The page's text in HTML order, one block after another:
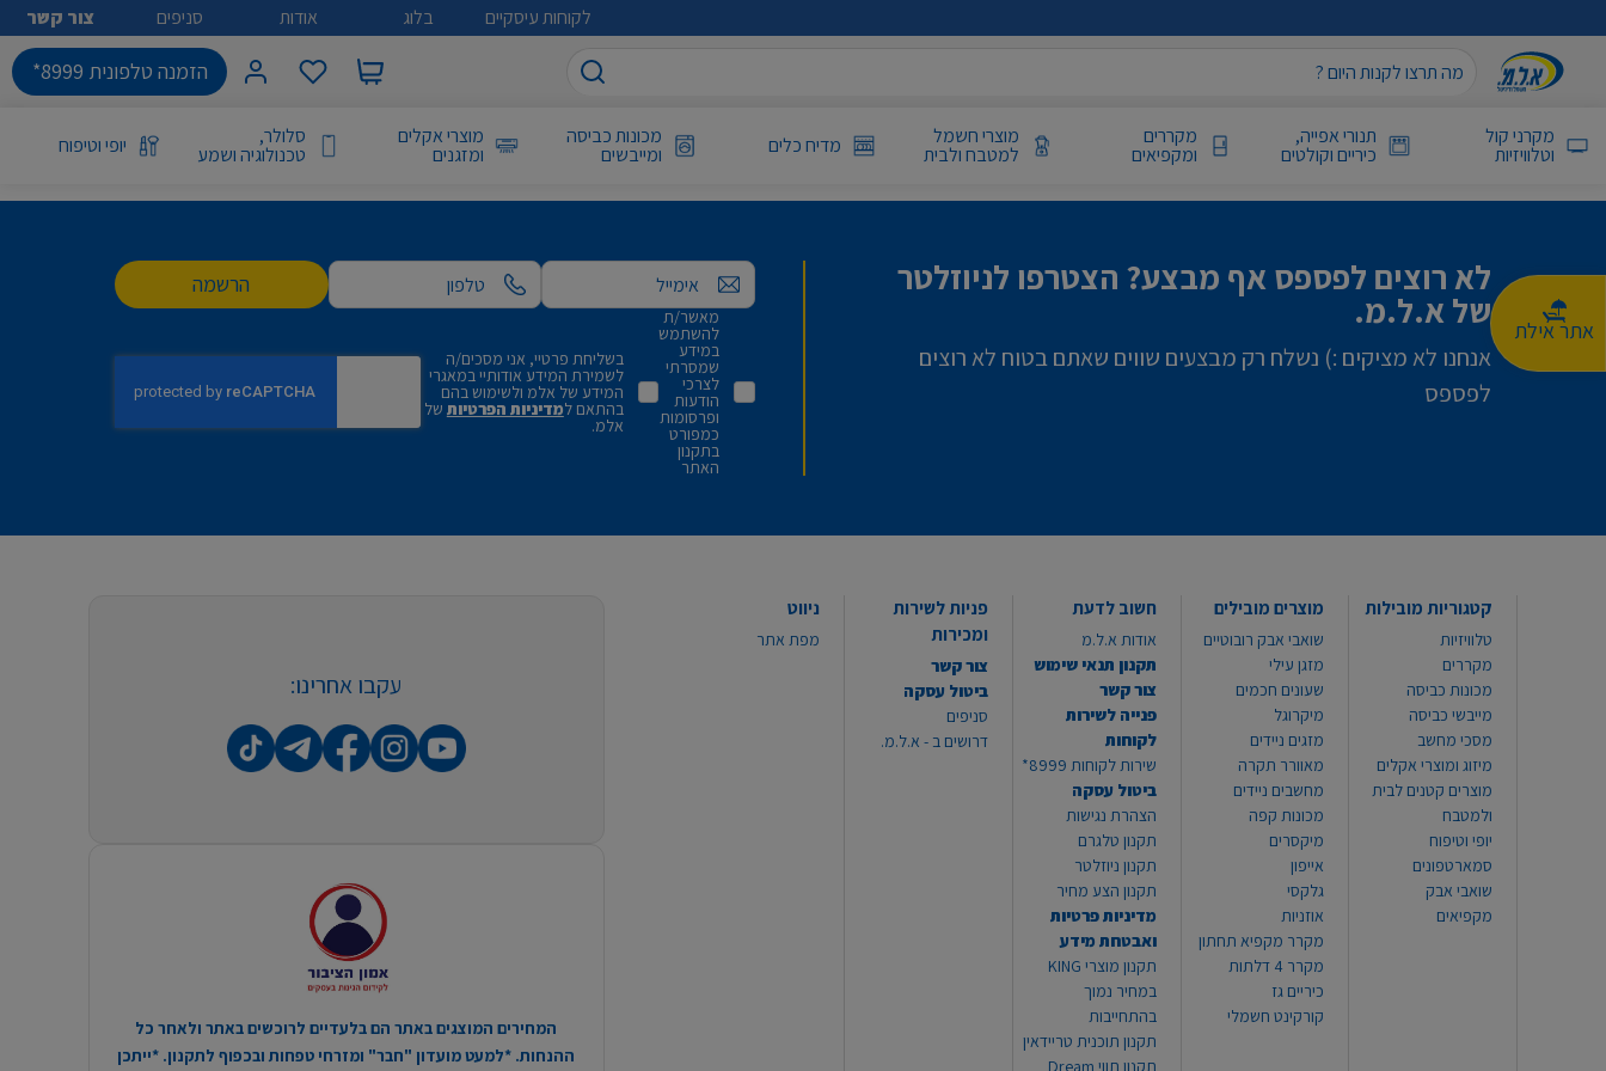
אתר אילת
לקוחות עיסקיים בלוג אודות סניפים צור קשר
הזמנה טלפונית 8999*
מקרני קול
וטלוויזיות
תנורי אפייה,
כיריים וקולטים
מקררים
ומקפיאים
מוצרי חשמל
למטבח ולבית מדיח כלים מכונות כביסה
ומייבשים
מוצרי אקלים
ומזגנים
סלולר,
טכנולוגיה ושמע יופי וטיפוח
לא רוצים לפספס אף מבצע? הצטרפו לניוזלטר
של א.ל.מ.
אנחנו לא מציקים :) נשלח רק מבצעים שווים שאתם בטוח לא רוצים
לפספס
אימייל הרשמה
מאשר/ת
להשתמש
במידע
שמסרתי
לצרכי
הודעות
ופרסומות
כמפורט
בתקנון
האתר
בשליחת פרטיי, אני מסכים/ה
לשמירת המידע אודותיי במאגרי
המידע של אלמ ולשימוש בהם
בהתאם למדיניות הפרטיות של
אלמ.
קטגוריות מובילות
טלוויזיות
מקררים
מכונות כביסה
מייבשי כביסה
מסכי מחשב
מיזוג ומוצרי אקלים
מוצרים קטנים לבית
ולמטבח
יופי וטיפוח
סמארטפונים
שואבי אבק
מקפיאים
מוצרים מובילים
שואבי אבק רובוטיים
מזגן עילי
שעונים חכמים
מיקרוגל
מזגים ניידים
מאוורר תקרה
מחשבים ניידים
מכונות קפה
מיקסרים
אייפון
גלקסי
אוזניות
מקרר מקפיא תחתון
מקרר 4 דלתות
כיריים גז
קורקינט חשמלי
חשוב לדעת
אודות א.ל.מ
תקנון תנאי שימוש
צור קשר
פנייה לשירות
לקוחות
שירות לקוחות 8999*
ביטול עסקה
הצהרת נגישות
תקנון טלגרם
תקנון ניוזלטר
תקנון הצע מחיר
מדיניות פרטיות
ואבטחת מידע
תקנון מוצרי KING
במחיר נמוך
בהתחייבות
תקנון תוכנית טריידאין
תקנון תווי Dream
פניות לשירות
ומכירות
צור קשר
ביטול עסקה
סניפים
דרושים ב - א.ל.מ.
ניווט
מפת אתר
עקבו אחרינו:
המחירים המוצגים באתר הם בלעדיים לרוכשים באתר ולאחר כל
ההנחות. *למעט מועדון "חבר" ומזרחי טפחות ובכפוף לתקנון. *ייתכן